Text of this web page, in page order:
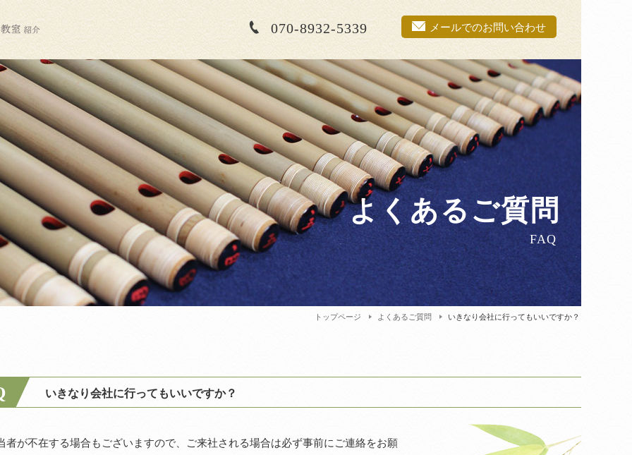
070-8932-5339 メールでのお問い合わせ
よくあるご質問
FAQ
トップページ よくあるご質問 いきなり会社に行ってもいいですか？
いきなり会社に行ってもいいですか？
者が不在する場合もございますので、ご来社される場合は必ず事前にご連絡をお願